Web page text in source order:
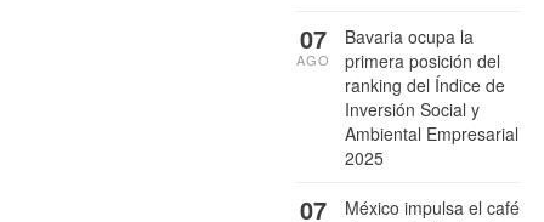
Bavaria ocupa la
primera posición del
ranking del Índice de
Inversión Social y
Ambiental Empresarial
2025
07
AGO
México impulsa el café
07